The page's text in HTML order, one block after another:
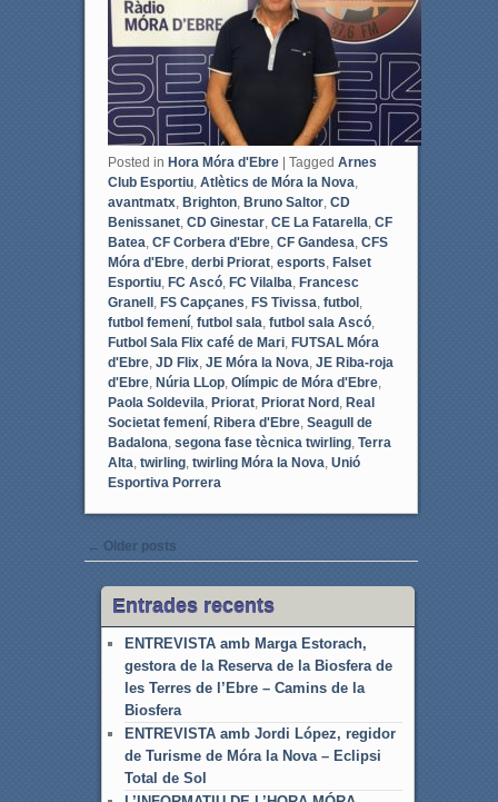
Posted in Hora Móra d'Ebre | Tagged Arnes
Club Esportiu, Atlètics de Móra la Nova
avantmatx, Brighton, Bruno Saltor, CD
Benissanet, CD Ginestar, CE La Fatarella CF
Batea CF Corbera d'Ebre, CF Gandesa CFS
Móra d'Ebre, derbi Priorat, esports Falset
Esportiu, FC Ascó, FC Vilalba Francesc
Granell, FS Capçanes FS Tivissa futbol,
futbol femení, futbol sala futbol sala Ascó,
Futbol Sala Flix café de Mari, FUTSAL Móra
d'Ebre, JD Flix, JE Móra la Nova JE Riba-roja
d'Ebre, Núria LLop, Olímpic de Móra d'Ebre,
Paola Soldevila Priorat, Priorat Nord, Real
Societat femení, Ribera d'Ebre, Seagull de
Badalona segona fase tècnica twirling, Terra
Alta twirling, twirling Móra la Nova Unió
Esportiva Porrera
Post navigation
← Older posts
Entrades recents
ENTREVISTA amb Marga Estorach,
gestora de la Reserva de la Biosfera de
les Terres de l’Ebre – Camins de la
Biosfera
ENTREVISTA amb Jordi López, regidor
de Turisme de Móra la Nova – Eclipsi
Total de Sol